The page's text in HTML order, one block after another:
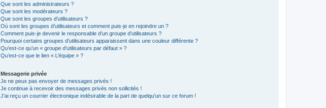
Que sont les administrateurs ?
Que sont les modérateurs ?
Que sont les groupes d’utilisateurs ?
Où sont les groupes d’utilisateurs et comment puis-je en rejoindre un ?
Comment puis-je devenir le responsable d’un groupe d’utilisateurs ?
Pourquoi certains groupes d’utilisateurs apparaissent dans une couleur différente ?
Qu’est-ce qu’un « groupe d’utilisateurs par défaut » ?
Qu’est-ce que le lien « L’équipe » ?
Messagerie privée
Je ne peux pas envoyer de messages privés !
Je continue à recevoir des messages privés non sollicités !
J’ai reçu un courrier électronique indésirable de la part de quelqu’un sur ce forum !